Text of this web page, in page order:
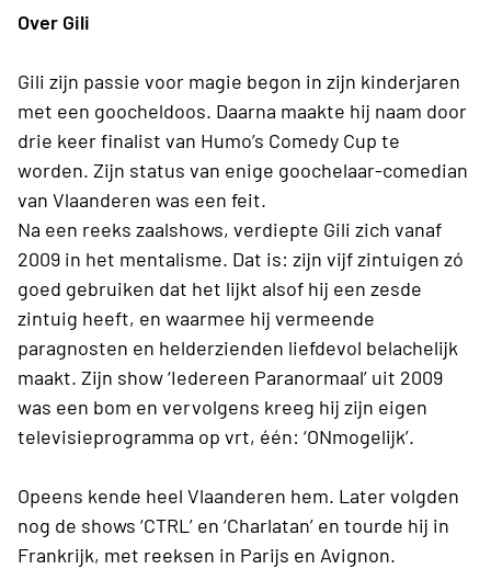
Over Gili
Gili zijn passie voor magie begon in zijn kinderjaren
met een goocheldoos. Daarna maakte hij naam door
drie keer finalist van Humo’s Comedy Cup te
worden. Zijn status van enige goochelaar-comedian
van Vlaanderen was een feit.
Na een reeks zaalshows, verdiepte Gili zich vanaf
2009 in het mentalisme. Dat is: zijn vijf zintuigen zó
goed gebruiken dat het lijkt alsof hij een zesde
zintuig heeft, en waarmee hij vermeende
paragnosten en helderzienden liefdevol belachelijk
maakt. Zijn show ‘Iedereen Paranormaal’ uit 2009
was een bom en vervolgens kreeg hij zijn eigen
televisieprogramma op vrt, één: ‘ONmogelijk’.
Opeens kende heel Vlaanderen hem. Later volgden
nog de shows ‘CTRL’ en ‘Charlatan’ en tourde hij in
Frankrijk, met reeksen in Parijs en Avignon.